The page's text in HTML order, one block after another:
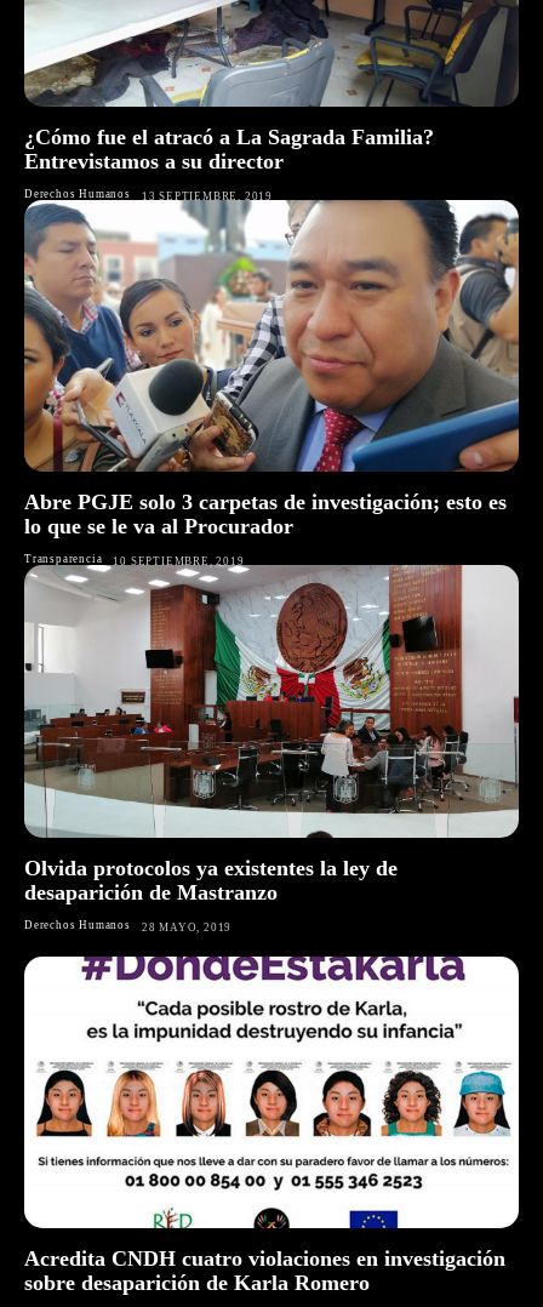
¿Cómo fue el atracó a La Sagrada Familia?
Entrevistamos a su director
Derechos Humanos 13 SEPTIEMBRE, 2019
Abre PGJE solo 3 carpetas de investigación; esto es
lo que se le va al Procurador
Transparencia 10 SEPTIEMBRE, 2019
Olvida protocolos ya existentes la ley de
desaparición de Mastranzo
Derechos Humanos 28 MAYO, 2019
Acredita CNDH cuatro violaciones en investigación
sobre desaparición de Karla Romero